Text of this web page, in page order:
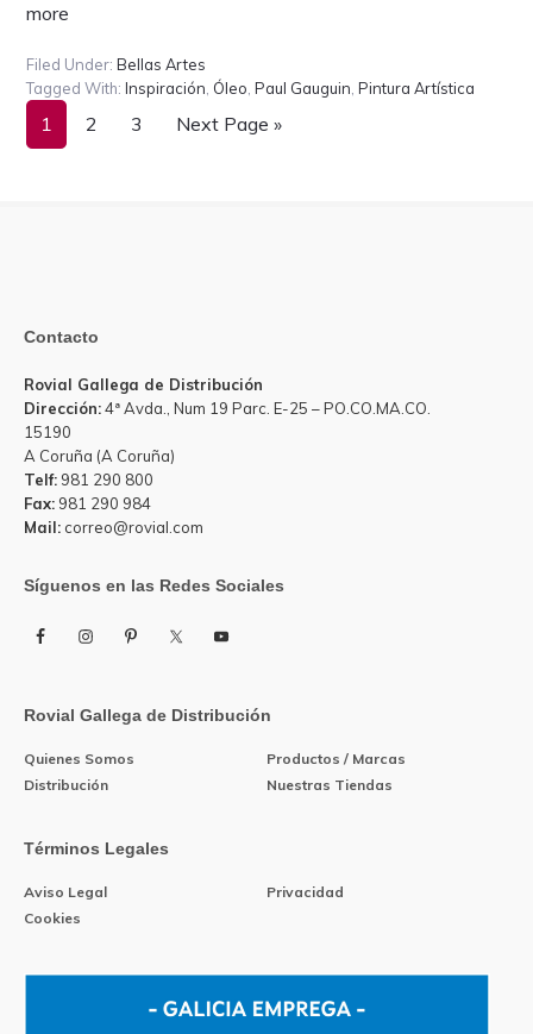
more
LAS
PINTURAS
MÁS
Filed Under:Bellas Artes
Tagged With:Inspiración, Óleo,Paul Gauguin,Pintura Artística
Page
1 Page
2 Page
3 Next Page »
Contacto
Rovial Gallega de Distribución
Dirección:4ª Avda., Num 19 Parc. E-25 – PO.CO.MA.CO.
15190
A Coruña (A Coruña)
Telf: 981 290 800
Fax: 981 290 984
Mail: correo@rovial.com
Síguenos en las Redes Sociales
Rovial Gallega de Distribución
Quienes Somos
Productos / Marcas
Distribución
Nuestras Tiendas
Términos Legales
Aviso Legal
Privacidad
Cookies